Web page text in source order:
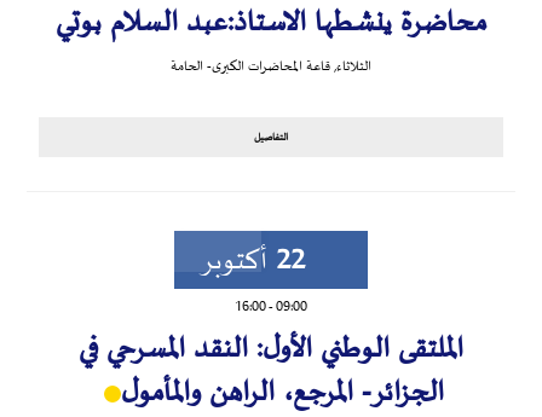
محاضرة ينشطها الاستاذ:عبد السلام بوتي
الثلاثاء,قاعة المحاضرات الكبرى- الحامة
التفاصيل
22 أكتوبر
09:00
-
16:00
الملتقى الوطني الأول: النقد المسرحي في
الجزائر- المرجع، الراهن والمأمول